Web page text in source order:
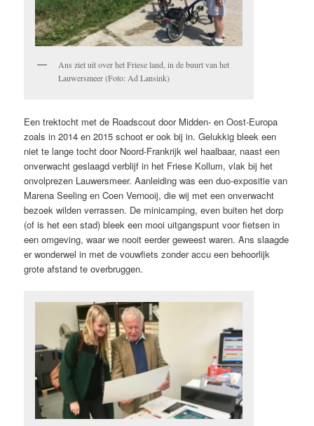
Ans ziet uit over het Friese land, in de buurt van het
Lauwersmeer (Foto: Ad Lansink)
Een trektocht met de Roadscout door Midden- en Oost-Europa
zoals in 2014 en 2015 schoot er ook bij in. Gelukkig bleek een
niet te lange tocht door Noord-Frankrijk wel haalbaar, naast een
onverwacht geslaagd verblijf in het Friese Kollum, vlak bij het
onvolprezen Lauwersmeer. Aanleiding was een duo-expositie van
Marena Seeling en Coen Vernooij, die wij met een onverwacht
bezoek wilden verrassen. De minicamping, even buiten het dorp
(of is het een stad) bleek een mooi uitgangspunt voor fietsen in
een omgeving, waar we nooit eerder geweest waren. Ans slaagde
er wonderwel in met de vouwfiets zonder accu een behoorlijk
grote afstand te overbruggen.